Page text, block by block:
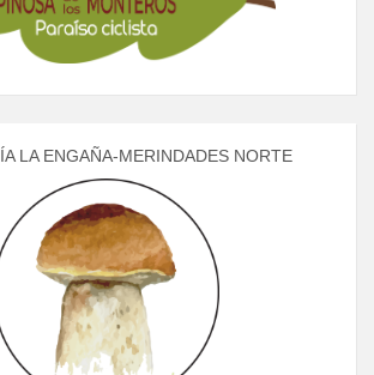
LA ENGAÑA-MERINDADES NORTE